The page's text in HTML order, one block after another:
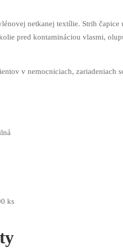
netkanej textílie. Strih
pred kontamináciou vlasmi,
v nemocniciach, zariadeniach
ks